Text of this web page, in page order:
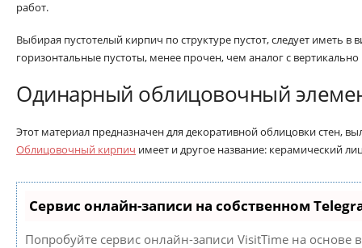
работ.
Выбирая пустотелый кирпич по структуре пустот, следует иметь
горизонтальные пустоты, менее прочен, чем аналог с
Одинарный облицовочный
Этот материал предназначен для декоративной облицовки стен,
Облицовочный кирпич имеет и другое название: керамический
Сервис онлайн-записи на собственном
Попробуйте сервис онлайн-записи VisitTime на основе